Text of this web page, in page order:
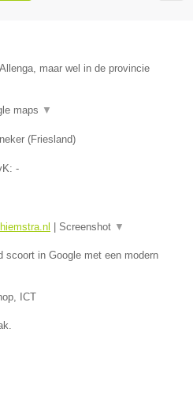
maar wel in de provincie
maps ▼
(Friesland)
-
Screenshot ▼
scoort in Google met een modern
ICT